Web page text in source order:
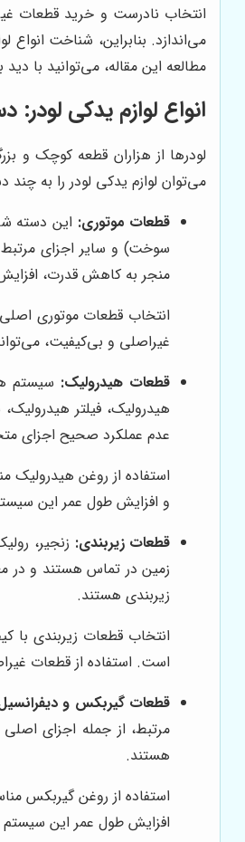
انتخاب نادرست و خرید قطعات
می‌اندازد. بنابراین، شناخت
مطالعه این مقاله، می‌توانید با
انواع لوازم یدکی لودر:
لودرها از هزاران قطعه کوچک و
می‌توان لوازم یدکی لودر را به
قطعات موتوری: این دسته
سوخت) و سایر اجزای
منجر به کاهش قدرت،
انتخاب قطعات موتوری
غیراصلی و بی‌کیفیت،
قطعات هیدرولیک: سیستم
هیدرولیک، فیلتر
عدم عملکرد صحیح اجزای
استفاده از روغن
و افزایش طول عمر این
قطعات زیربندی: زنجیر،
زمین در تماس هستند و در
زیربندی هستند.
انتخاب قطعات زیربندی با
است. استفاده از قطعات
قطعات گیربکس و
مرتبط، از جمله اجزای
هستند.
استفاده از روغن گیربکس
افزایش طول عمر این سیستم